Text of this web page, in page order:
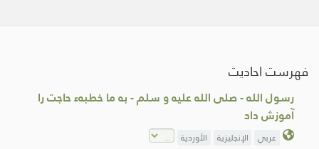
فهرست احادیث
رسول الله - صلى الله عليه و سلم - به ما خطبهء حاجت را
آموزش داد
عربي الإنجليزية الأوردية